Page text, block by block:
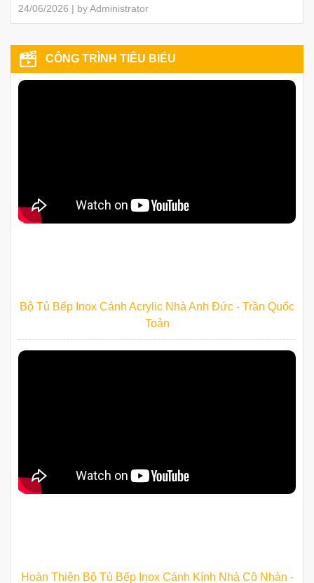
24/06/2026 | by Administrator
CÔNG TRÌNH TIÊU BIỂU
Bộ Tủ Bếp Inox Cánh Acrylic Nhà Anh Đức - Trần Quốc
Toản
Hoàn Thiện Bộ Tủ Bếp Inox Cánh Kính Nhà Cô Nhàn -